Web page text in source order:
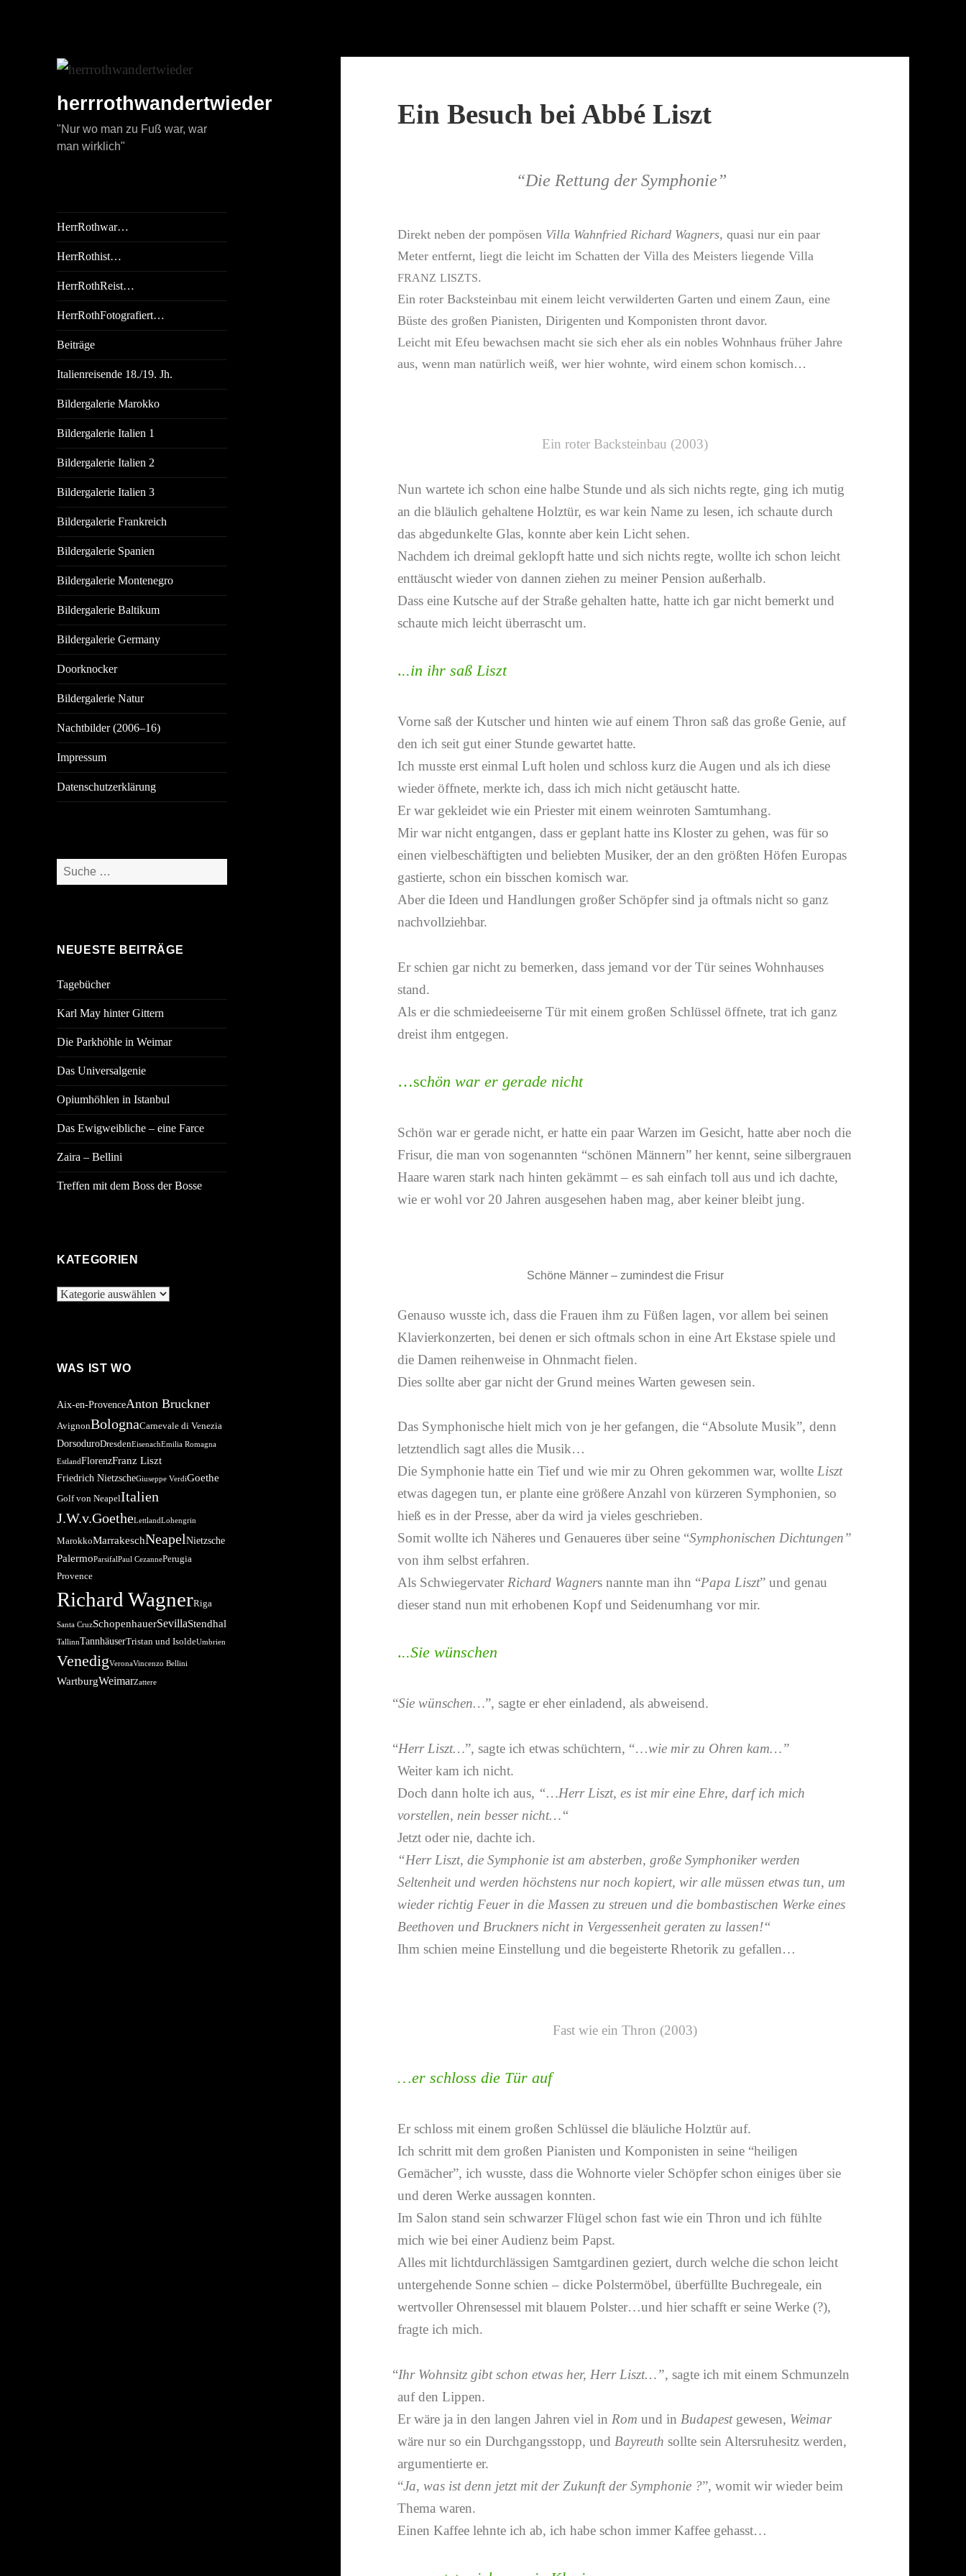
herrrothwandertwieder
"Nur wo man zu Fuß war, war
man wirklich"
HerrRothwar…
HerrRothist…
HerrRothReist…
HerrRothFotografiert…
Beiträge
Italienreisende 18./19. Jh.
Bildergalerie Marokko
Bildergalerie Italien 1
Bildergalerie Italien 2
Bildergalerie Italien 3
Bildergalerie Frankreich
Bildergalerie Spanien
Bildergalerie Montenegro
Bildergalerie Baltikum
Bildergalerie Germany
Doorknocker
Bildergalerie Natur
Nachtbilder (2006–16)
Impressum
Datenschutzerklärung
Suche
nach:
NEUESTE BEITRÄGE
Tagebücher
Karl May hinter Gittern
Die Parkhöhle in Weimar
Das Universalgenie
Opiumhöhlen in Istanbul
Das Ewigweibliche – eine Farce
Zaira – Bellini
Treffen mit dem Boss der Bosse
KATEGORIEN
Kategorien
WAS IST WO
Aix-en-ProvenceAnton Bruckner
AvignonBolognaCarnevale di Venezia
DorsoduroDresdenEisenachEmilia Romagna
EstlandFlorenzFranz Liszt
Friedrich NietzscheGiuseppe VerdiGoethe
Golf von NeapelItalien
J.W.v.GoetheLettlandLohengrin
MarokkoMarrakeschNeapelNietzsche
PalermoParsifalPaul CezannePerugia
Provence
Richard WagnerRiga
Santa CruzSchopenhauerSevillaStendhal
TallinnTannhäuserTristan und IsoldeUmbrien
VenedigVeronaVincenzo Bellini
WartburgWeimarZattere
Ein Besuch bei Abbé Liszt
“Die Rettung der Symphonie”
Direkt neben der pompösen Villa Wahnfried Richard Wagners, quasi nur ein paar
Meter entfernt, liegt die leicht im Schatten der Villa des Meisters liegende Villa
FRANZ LISZTS.
Ein roter Backsteinbau mit einem leicht verwil­derten Garten und einem Zaun, eine
Büste des großen Pianisten, Dirigenten und Komponisten thront davor.
Leicht mit Efeu bewachsen macht sie sich eher als ein nobles Wohnhaus früher Jahre
aus, wenn man natür­lich weiß, wer hier wohnte, wird einem schon komisch…
Ein roter Backsteinbau (2003)
Nun wartete ich schon eine halbe Stunde und als sich nichts regte, ging ich mutig
an die bläu­lich gehal­tene Holztür, es war kein Name zu lesen, ich schaute durch
das abge­dun­kelte Glas, konnte aber kein Licht sehen.
Nachdem ich dreimal geklopft hatte und sich nichts regte, wollte ich schon leicht
enttäuscht wieder von dannen ziehen zu meiner Pension außer­halb.
Dass eine Kutsche auf der Straße gehalten hatte, hatte ich gar nicht bemerkt und
schaute mich leicht über­rascht um.
...in ihr saß Liszt
Vorne saß der Kutscher und hinten wie auf einem Thron saß das große Genie, auf
den ich seit gut einer Stunde gewartet hatte.
Ich musste erst einmal Luft holen und schloss kurz die Augen und als ich diese
wieder öffnete, merkte ich, dass ich mich nicht getäuscht hatte.
Er war gekleidet wie ein Priester mit einem wein­roten Samtumhang.
Mir war nicht entgangen, dass er geplant hatte ins Kloster zu gehen, was für so
einen viel­be­schäf­tigten und beliebten Musiker, der an den größten Höfen Europas
gastierte, schon ein biss­chen komisch war.
Aber die Ideen und Handlungen großer Schöpfer sind ja oftmals nicht so ganz
nachvollziehbar.
Er schien gar nicht zu bemerken, dass jemand vor der Tür seines Wohnhauses
stand.
Als er die schmie­de­ei­serne Tür mit einem großen Schlüssel öffnete, trat ich ganz
dreist ihm entgegen.
…schön war er gerade nicht
Schön war er gerade nicht, er hatte ein paar Warzen im Gesicht, hatte aber noch die
Frisur, die man von soge­nannten “schönen Männern” her kennt, seine silber­grauen
Haare waren stark nach hinten gekämmt – es sah einfach toll aus und ich dachte,
wie er wohl vor 20 Jahren ausge­sehen haben mag, aber keiner bleibt jung.
Schöne Männer – zumin­dest die Frisur
Genauso wusste ich, dass die Frauen ihm zu Füßen lagen, vor allem bei seinen
Klavierkonzerten, bei denen er sich oftmals schon in eine Art Ekstase spiele und
die Damen reihen­weise in Ohnmacht fielen.
Dies sollte aber gar nicht der Grund meines Warten gewesen sein.
Das Symphonische hielt mich von je her gefangen, die “Absolute Musik”, denn
letzt­end­lich sagt alles die Musik…
Die Symphonie hatte ein Tief und wie mir zu Ohren gekommen war, wollte Liszt
etwas dagegen tun, er plante eine größere Anzahl von kürzeren Symphonien, so
hieß es in der Presse, aber da wird ja vieles geschrieben.
Somit wollte ich Näheres und Genaueres über seine “Symphonischen Dichtungen”
von ihm selbst erfahren.
Als Schwiegervater Richard Wagners nannte man ihn “Papa Liszt” und genau
dieser stand nun mit erho­benen Kopf und Seidenumhang vor mir.
...Sie wünschen
“Sie wünschen…”, sagte er eher einla­dend, als abweisend.
“Herr Liszt…”, sagte ich etwas schüch­tern, “…wie mir zu Ohren kam…”
Weiter kam ich nicht.
Doch dann holte ich aus, “…Herr Liszt, es ist mir eine Ehre, darf ich mich
vorstellen, nein besser nicht…“
Jetzt oder nie, dachte ich.
“Herr Liszt, die Symphonie ist am absterben, große Symphoniker werden
Seltenheit und werden höchs­tens nur noch kopiert, wir alle müssen etwas tun, um
wieder richtig Feuer in die Massen zu streuen und die bombas­ti­schen Werke eines
Beethoven und Bruckners nicht in Vergessenheit geraten zu lassen!“
Ihm schien meine Einstellung und die begeis­terte Rhetorik zu gefallen…
Fast wie ein Thron (2003)
…er schloss die Tür auf
Er schloss mit einem großen Schlüssel die bläu­liche Holztür auf.
Ich schritt mit dem großen Pianisten und Komponisten in seine “heiligen
Gemächer”, ich wusste, dass die Wohnorte vieler Schöpfer schon einiges über sie
und deren Werke aussagen konnten.
Im Salon stand sein schwarzer Flügel schon fast wie ein Thron und ich fühlte
mich wie bei einer Audienz beim Papst.
Alles mit licht­durch­läs­sigen Samtgardinen geziert, durch welche die schon leicht
unter­ge­hende Sonne schien – dicke Polstermöbel, über­füllte Buchregeale, ein
wert­voller Ohrensessel mit blauem Polster…und hier schafft er seine Werke (?),
fragte ich mich.
“Ihr Wohnsitz gibt schon etwas her, Herr Liszt…”, sagte ich mit einem Schmunzeln
auf den Lippen.
Er wäre ja in den langen Jahren viel in Romund in Budapestgewesen, Weimar
wäre nur so ein Durchgangsstopp, und Bayreuthsollte sein Altersruhesitz werden,
argu­men­tierte er.
“Ja, was ist denn jetzt mit der Zukunft der Symphonie ?”, womit wir wieder beim
Thema waren.
Einen Kaffee lehnte ich ab, ich habe schon immer Kaffee gehasst…